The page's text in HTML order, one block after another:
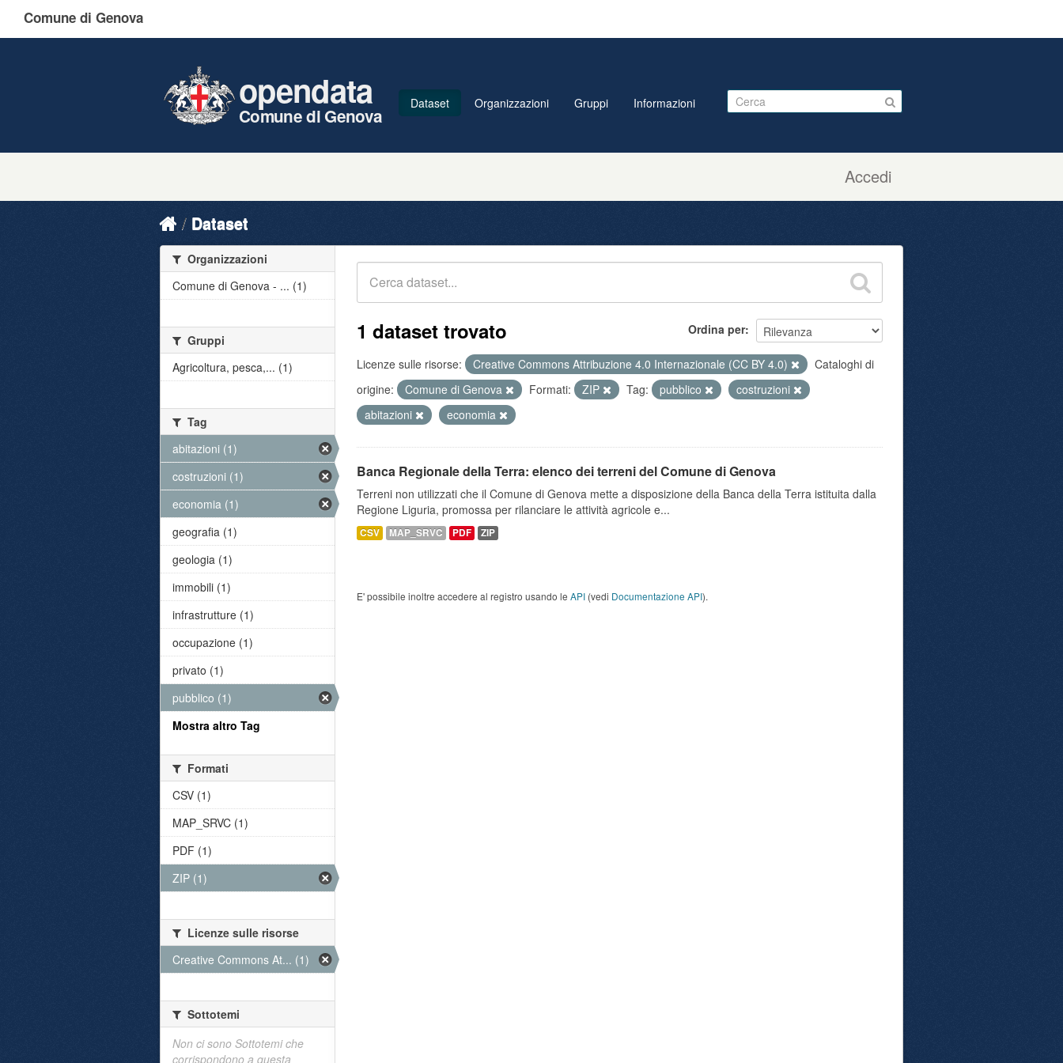
Comune di Genova
Accedi
opendata
Comune di Genova
Dataset Organizzazioni Gruppi Informazioni
Dataset
Ordina per
1 dataset trovato
Licenze sulle risorse: Creative Commons Attribuzione 4.0 Internazionale (CC BY 4.0)
Cataloghi di
origine:
Comune di Genova Formati: ZIP Tag: pubblico
costruzioni
abitazioni
economia
Banca Regionale della Terra: elenco dei terreni del Comune di Genova
Terreni non utilizzati che il Comune di Genova mette a disposizione della Banca della Terra istituita dalla
Regione Liguria, promossa per rilanciare le attività agricole e...
CSV MAP_SRVC PDF ZIP
E' possibile inoltre accedere al registro usando le API (vedi Documentazione API).
Organizzazioni
Comune di Genova - ... (1)
Gruppi
Agricoltura, pesca,... (1)
Tag
abitazioni (1)
costruzioni (1)
economia (1)
geografia (1)
geologia (1)
immobili (1)
infrastrutture (1)
occupazione (1)
privato (1)
pubblico (1)
Mostra altro Tag
Formati
CSV (1)
MAP_SRVC (1)
PDF (1)
ZIP (1)
Licenze sulle risorse
Creative Commons At... (1)
Sottotemi
Non ci sono Sottotemi che
corrispondono a questa